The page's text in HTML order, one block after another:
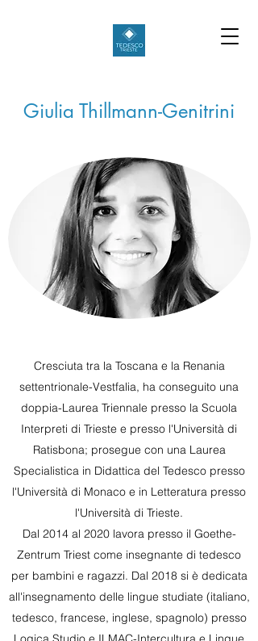
Giulia Thillmann-Genitrini
Cresciuta tra la Toscana e la Renania
settentrionale-Vestfalia, ha conseguito una
doppia-Laurea Triennale presso la Scuola
Interpreti di Trieste e presso l'Università di
Ratisbona; prosegue con una Laurea
Specialistica in Didattica del Tedesco presso
l'Università di Monaco e in Letteratura presso
l'Università di Trieste.
Dal 2014 al 2020 lavora presso il Goethe-
Zentrum Triest come insegnante di tedesco
per bambini e ragazzi. Dal 2018 si è dedicata
all'insegnamento delle lingue studiate (italiano,
tedesco, francese, inglese, spagnolo) presso